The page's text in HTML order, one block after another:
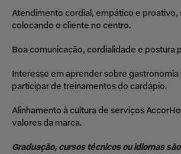
Atendimento cordial, empático e proativo,
colocando o cliente no centro.
Boa comunicação, cordialidade e postura
Interesse em aprender sobre gastronomia
participar de treinamentos do cardápio.
Alinhamento à cultura de serviços
valores da marca.
Graduação, cursos técnicos ou idiomas